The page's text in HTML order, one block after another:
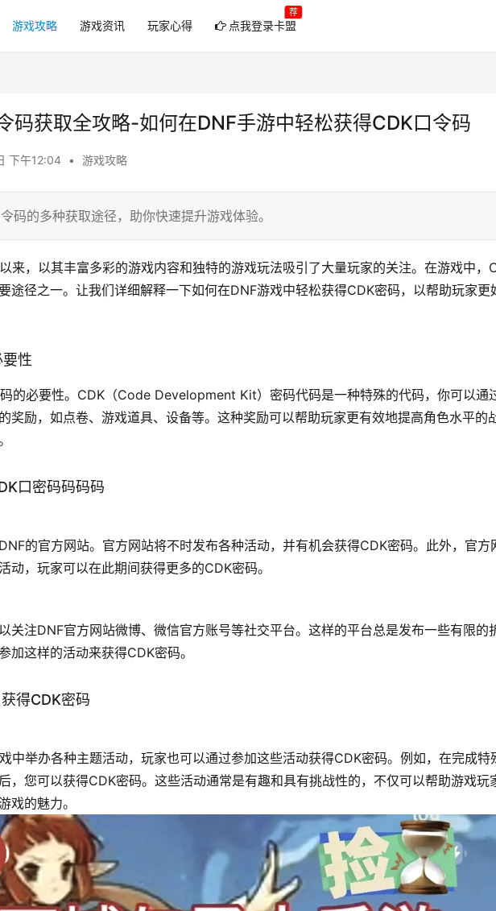
游戏攻略 游戏资讯 玩家心得 点我登录卡盟
荐
码获取全攻略-如何在DNF手游中轻松获得CDK口令码
下午12:04 • 游戏攻略
码的多种获取途径，助你快速提升游戏体验。
来，以其丰富多彩的游戏内容和独特的游戏玩法吸引了大量玩家的关注。在游戏中，
途径之一。让我们详细解释一下如何在DNF游戏中轻松获得CDK密码，以帮助玩家更
性
的必要性。CDK（Code Development Kit）密码代码是一种特殊的代码，你可以通
奖励，如点卷、游戏道具、设备等。这种奖励可以帮助玩家更有效地提高角色水平的
口密码码码码
的官方网站。官方网站将不时发布各种活动，并有机会获得CDK密码。此外，官方
动，玩家可以在此期间获得更多的CDK密码。
关注DNF官方网站微博、微信官方账号等社交平台。这样的平台总是发布一些有限的
加这样的活动来获得CDK密码。
得CDK密码
中举办各种主题活动，玩家也可以通过参加这些活动获得CDK密码。例如，在完成特
，您可以获得CDK密码。这些活动通常是有趣和具有挑战性的，不仅可以帮助游戏玩
戏的魅力。